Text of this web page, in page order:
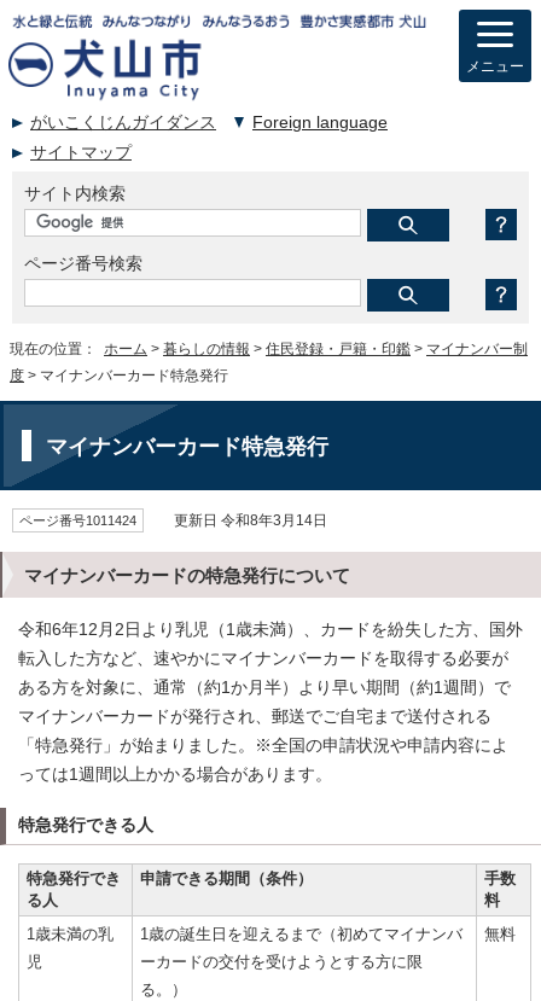
がいこくじんガイダンス
Foreign language
サイトマップ
サイト内検索
ページ番号検索
メニュー
現在の位置： ホーム > 暮らしの情報 > 住民登録・戸籍・印鑑 > マイナンバー制
度 > マイナンバーカード特急発行
マイナンバーカード特急発行
ページ番号1011424 更新日 令和8年3月14日
マイナンバーカードの特急発行について
令和6年12月2日より乳児（1歳未満）、カードを紛失した方、国外
転入した方など、速やかにマイナンバーカードを取得する必要が
ある方を対象に、通常（約1か月半）より早い期間（約1週間）で
マイナンバーカードが発行され、郵送でご自宅まで送付される
「特急発行」が始まりました。※全国の申請状況や申請内容によ
っては1週間以上かかる場合があります。
特急発行できる人
特急発行でき
る人
申請できる期間（条件）
手数
料
1歳未満の乳
児
1歳の誕生日を迎えるまで（初めてマイナンバ
ーカードの交付を受けようとする方に限
る。）
無料